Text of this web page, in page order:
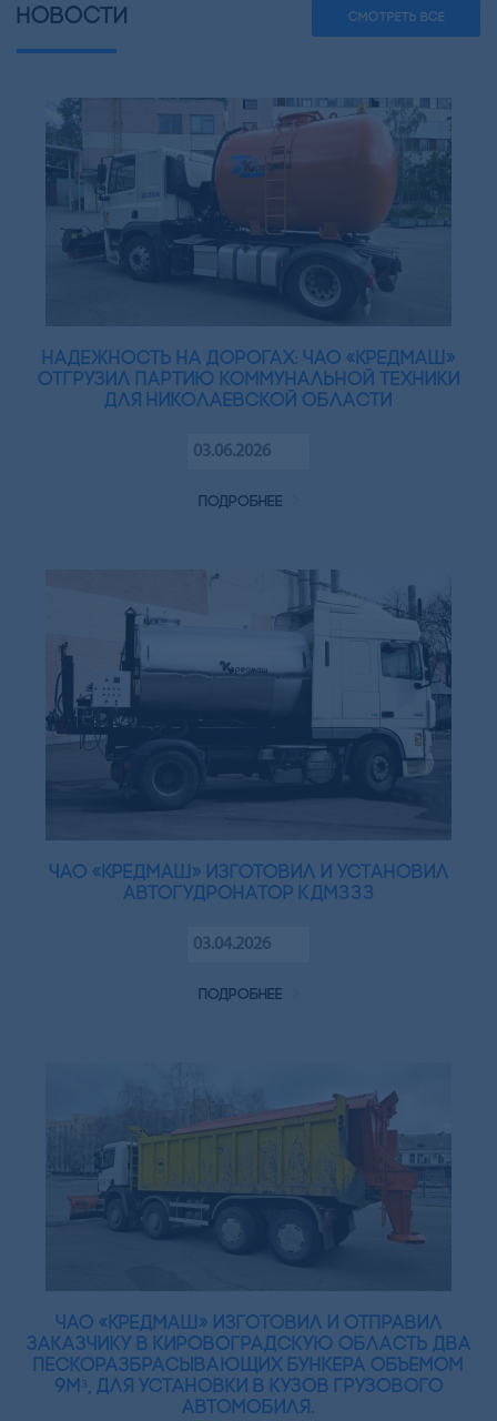
НОВОСТИ СМОТРЕТЬ ВСЕ
Надежность на дорогах: ЧАО «Кредмаш»
отгрузил партию коммунальной техники
для Николаевской области
03.06.2026
подробнее
ЧАО «Кредмаш» изготовил и установил
автогудронатор КДМ333
03.04.2026
подробнее
ЧАО «Кредмаш» изготовил и отправил
заказчику в Кировоградскую область два
пескоразбрасывающих бункера объемом
9мᵌ, для установки в кузов грузового
автомобиля.